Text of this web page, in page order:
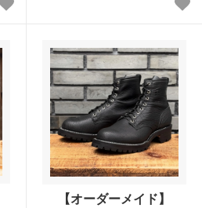
【オーダーメイド】